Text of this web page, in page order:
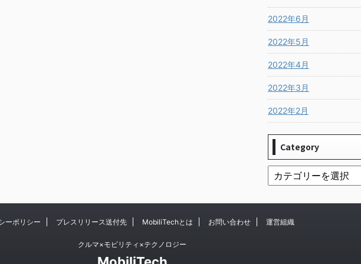
2022年6月
2022年5月
2022年4月
2022年3月
2022年2月
Category
ーポリシー プレスリリース送付先 MobiliTechとは お問い合わせ 運営組織
クルマ×モビリティ×テクノロジー